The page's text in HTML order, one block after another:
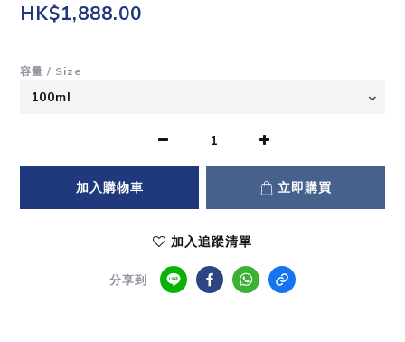
HK$1,888.00
容量 / Size
加入購物車 立即購買
加入追蹤清單
分享到